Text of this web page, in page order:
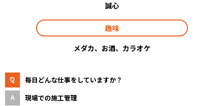
誠心
趣味
メダカ、お酒、カラオケ
毎日どんな仕事をしていますか？
現場での施工管理